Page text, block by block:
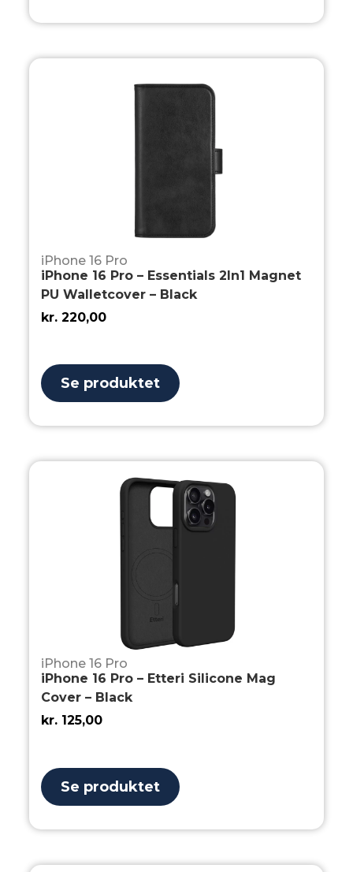
iPhone 16 Pro
iPhone 16 Pro – Essentials 2In1 Magnet
PU Walletcover – Black
kr. 220,00
Se produktet
iPhone 16 Pro
iPhone 16 Pro – Etteri Silicone Mag
Cover – Black
kr. 125,00
Se produktet